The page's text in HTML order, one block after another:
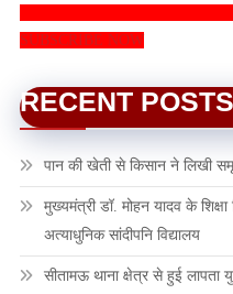
SUBSCRIBE NOW
RECENT POSTS
पान की खेती से किसान ने लिखी
मुख्यमंत्री डॉ. मोहन यादव के
अत्याधुनिक सांदीपनि विद्यालय
सीतामऊ थाना क्षेत्र से हुई लापता